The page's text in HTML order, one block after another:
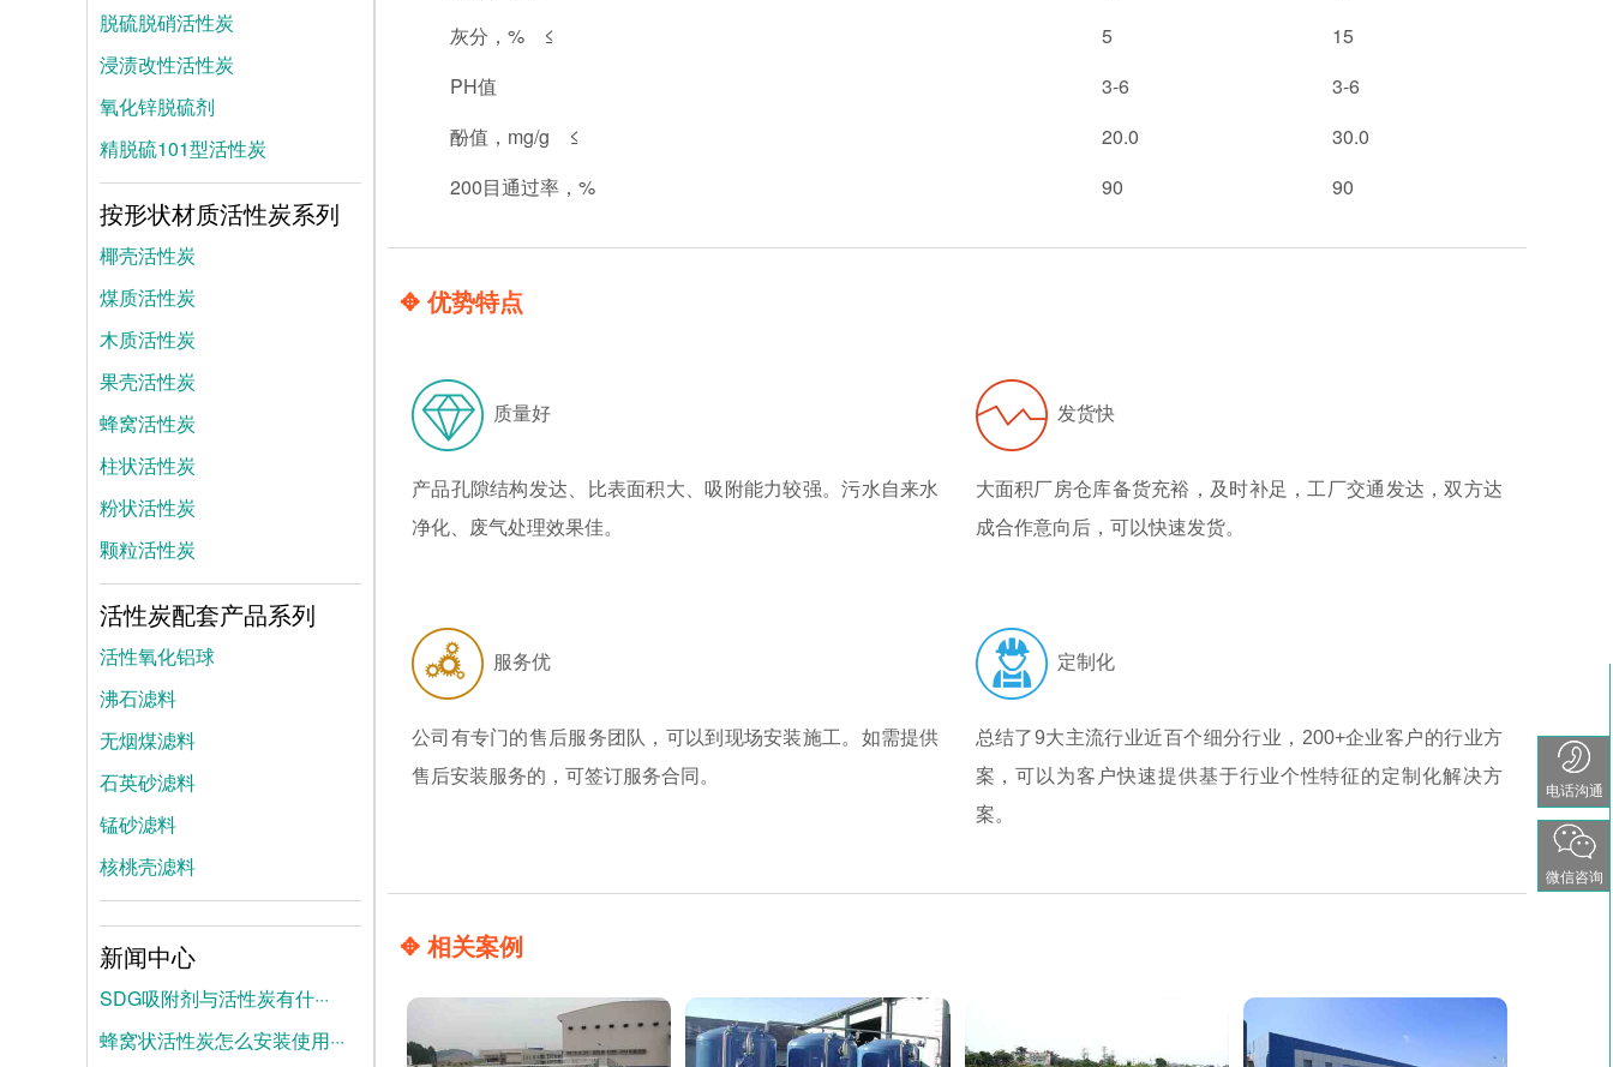
灰分，% ≤
5
15
PH值
3-6
3-6
酚值，mg/g ≤
20.0
30.0
200目通过率，%
90 90
✥ 优势特点
质量好
产品孔隙结构发达、比表面积大、吸附能力较强。污水自来水
净化、废气处理效果佳。
发货快
大面积厂房仓库备货充裕，及时补足，工厂交通发达，双方达
成合作意向后，可以快速发货。
服务优
公司有专门的售后服务团队，可以到现场安装施工。如需提供
售后安装服务的，可签订服务合同。
定制化
总结了9大主流行业近百个细分行业，200+企业客户的行业方
案，可以为客户快速提供基于行业个性特征的定制化解决方
案。
✥ 相关案例
脱硫脱硝活性炭
浸渍改性活性炭
氧化锌脱硫剂
精脱硫101型活性炭
按形状材质活性炭系列
椰壳活性炭
煤质活性炭
木质活性炭
果壳活性炭
蜂窝活性炭
柱状活性炭
粉状活性炭
颗粒活性炭
活性炭配套产品系列
活性氧化铝球
沸石滤料
无烟煤滤料
石英砂滤料
锰砂滤料
核桃壳滤料
新闻中心
SDG吸附剂与活性炭有什···
2026-08-04
蜂窝状活性炭怎么安装使用···
电话沟通
微信咨询